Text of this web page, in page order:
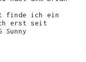
finde ich ein
erst seit
Sunny